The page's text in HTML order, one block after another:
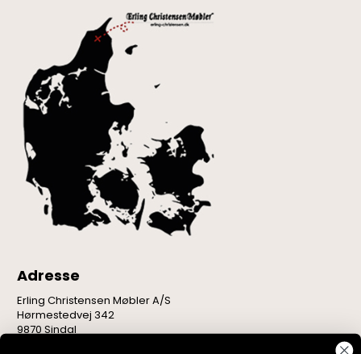
Adresse
Erling Christensen Møbler A/S
Hørmestedvej 342
9870 Sindal